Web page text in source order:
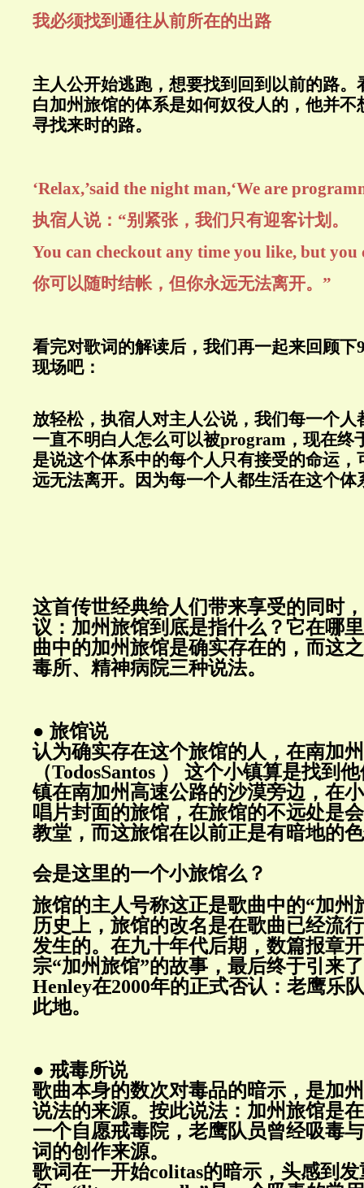
我必须找到通往从前所在的出路
主人公开始逃跑，想要找到回到以前的路。
白加州旅馆的体系是如何奴役人的，他并不
寻找来时的路。
‘Relax,’said the night man,‘We are
执宿人说：“别紧张，我们只有迎客计划。
You can checkout any time you like, but you
你可以随时结帐，但你永远无法离开。”
看完对歌词的解读后，我们再一起来回顾下
现场吧：
放轻松，执宿人对主人公说，我们每一个人
一直不明白人怎么可以被program，现在终
是说这个体系中的每个人只有接受的命运，
远无法离开。因为每一个人都生活在这个体
这首传世经典给人们带来享受的同时
议：加州旅馆到底是指什么？它在哪
曲中的加州旅馆是确实存在的，而这
毒所、精神病院三种说法。
● 旅馆说
认为确实存在这个旅馆的人，在南加
（TodosSantos ） 这个小镇算是找到
镇在南加州高速公路的沙漠旁边，在
唱片封面的旅馆，在旅馆的不远处是
教堂，而这旅馆在以前正是有暗地的
会是这里的一个小旅馆么？
旅馆的主人号称这正是歌曲中的“加州
历史上，旅馆的改名是在歌曲已经流
发生的。在九十年代后期，数篇报章
宗“加州旅馆”的故事，最后终于引来
Henley在2000年的正式否认：老鹰乐
此地。
● 戒毒所说
歌曲本身的数次对毒品的暗示，是加
说法的来源。按此说法：加州旅馆是
一个自愿戒毒院，老鹰队员曾经吸毒
词的创作来源。
歌词在一开始colitas的暗示，头感到